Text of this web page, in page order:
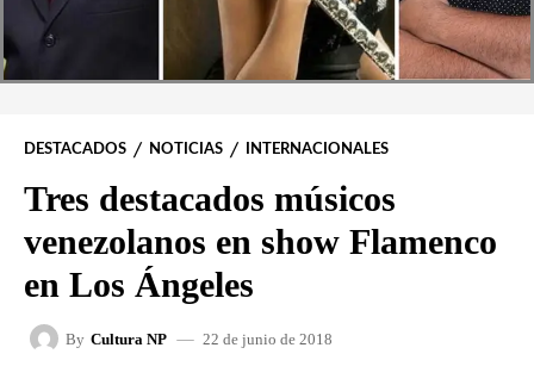
DESTACADOS NOTICIAS INTERNACIONALES
Tres destacados músicos
venezolanos en show Flamenco
en Los Ángeles
By Cultura NP 22 de junio de 2018